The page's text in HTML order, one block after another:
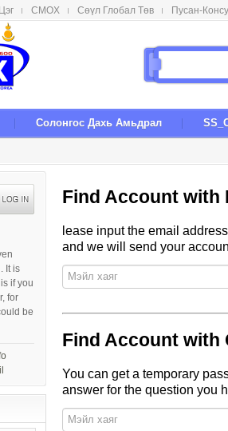
СМОX Сөүл Глобал Төв Пусан-
Солонгос Даxь Амьдрал
It is
if you
for
be
Find Account with
lease input the email
and we will send your
Find Account with
You can get a temporary
answer for the question you